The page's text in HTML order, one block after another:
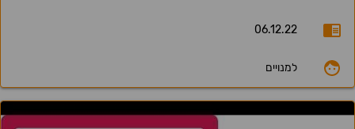
06.12.22
למנויים